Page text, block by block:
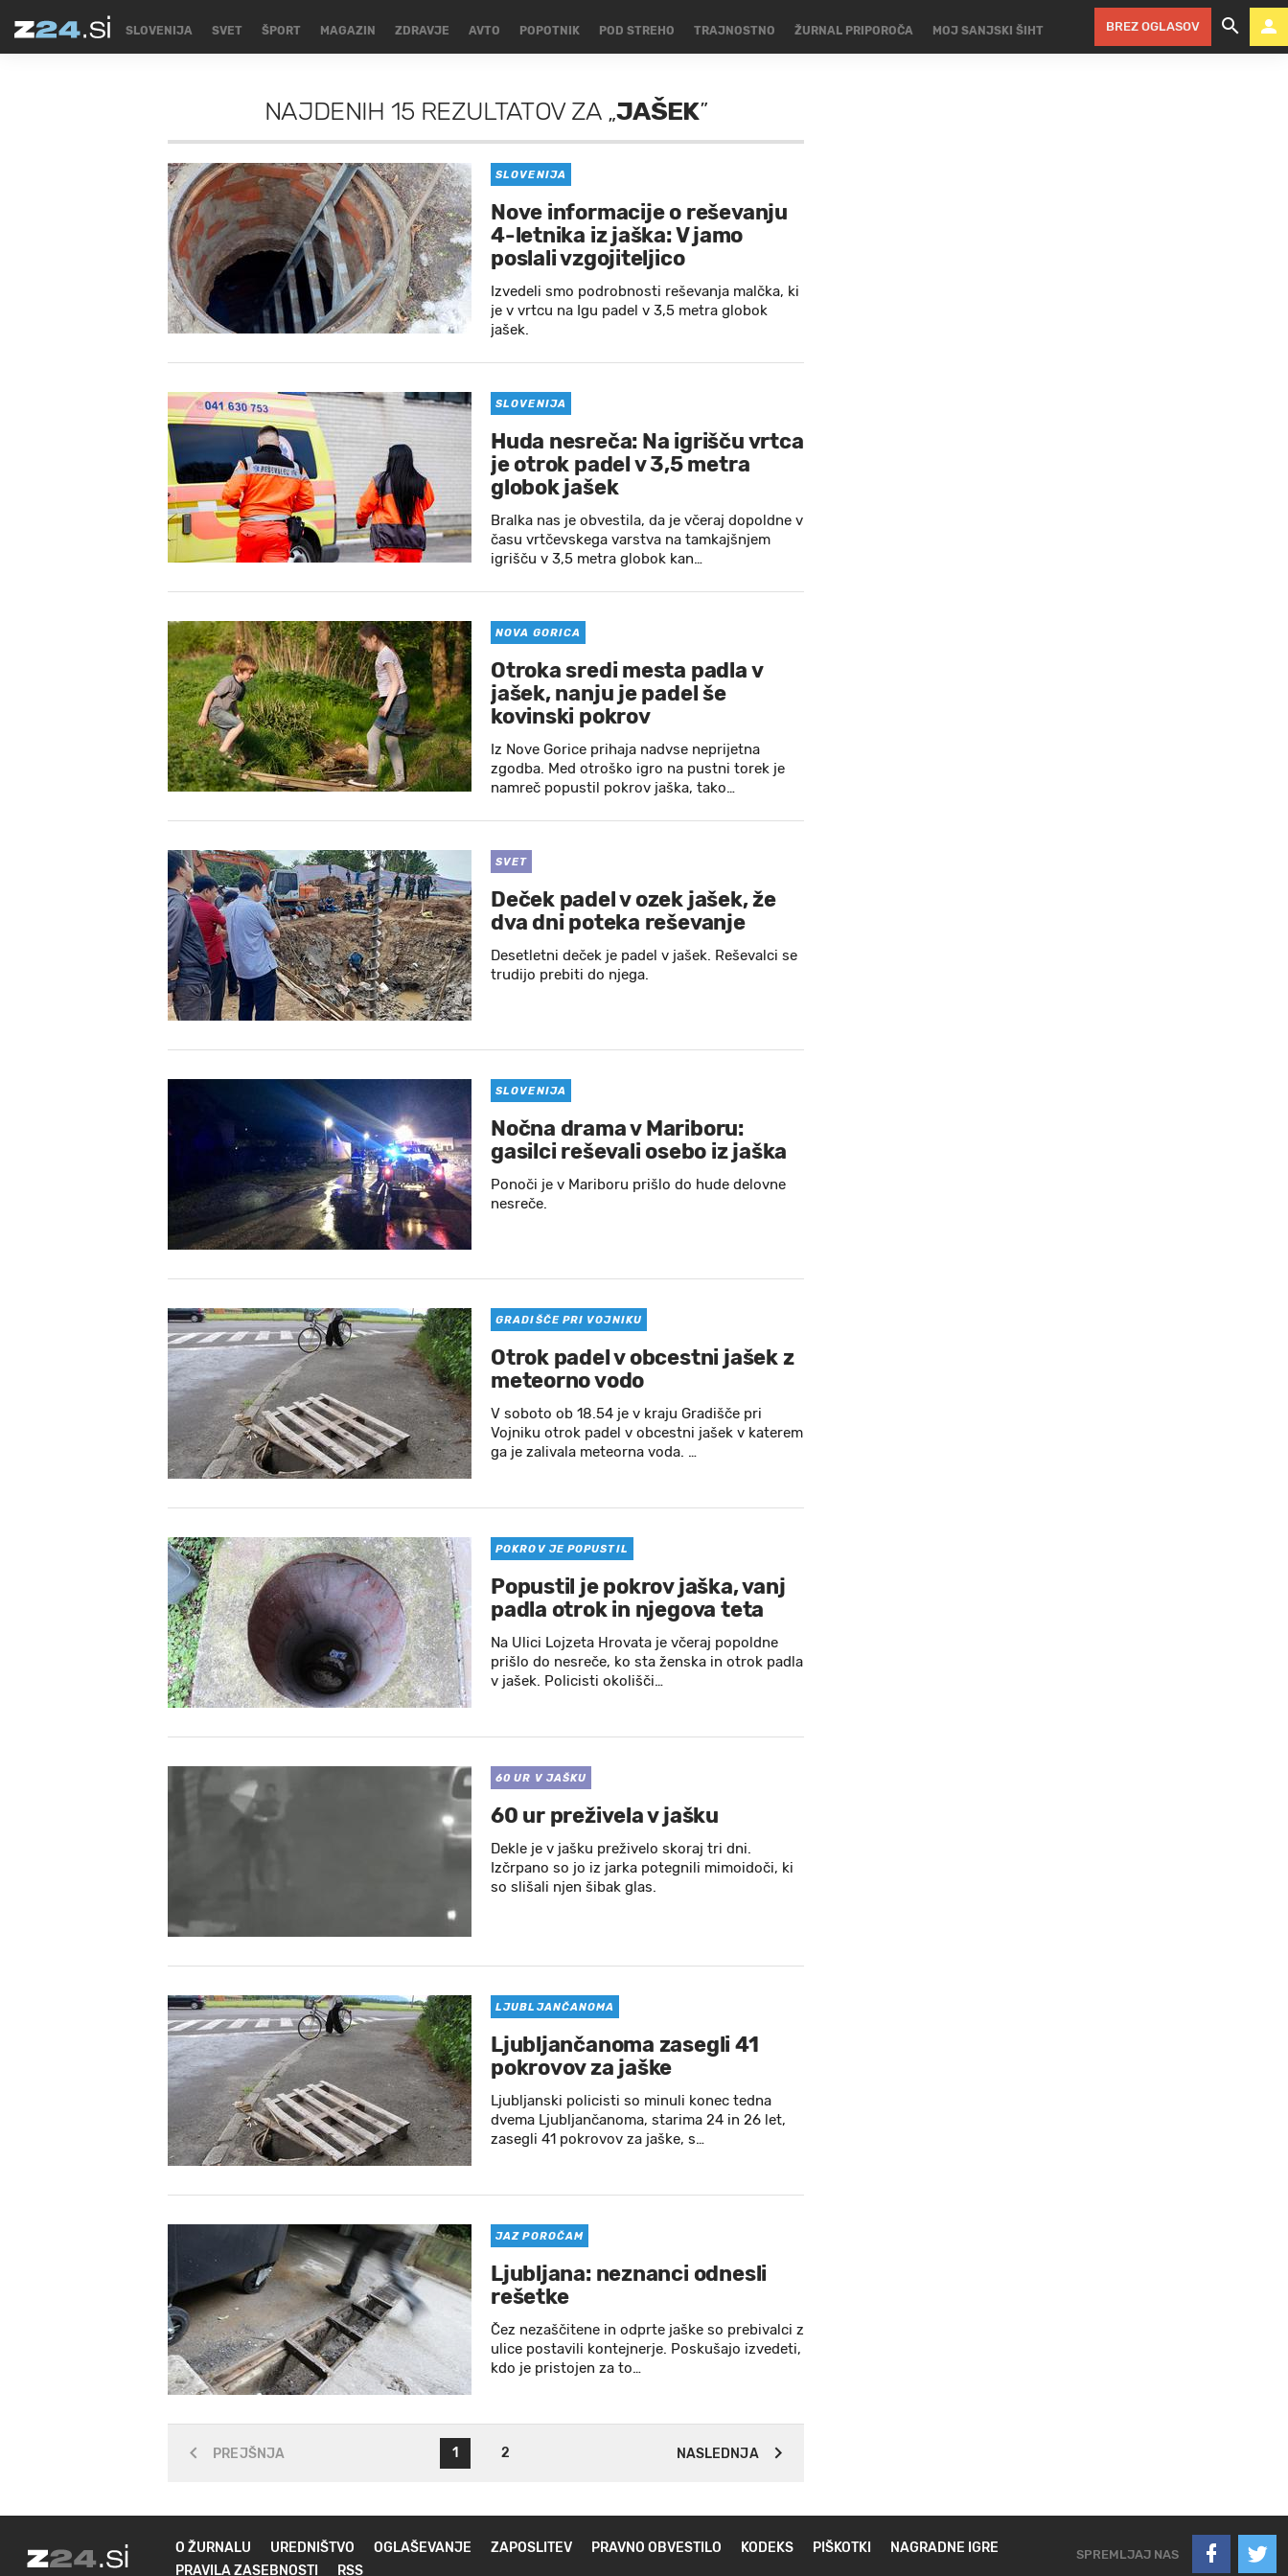
SLOVENIJA SVET ŠPORT MAGAZIN ZDRAVJE AVTO POPOTNIK POD STREHO TRAJNOSTNO ŽURNAL PRIPOROČA MOJ SANJSKI ŠIHT BREZ OGLASOV
NAJDENIH 15 REZULTATOVZA„JAŠEK”
SLOVENIJA
Nove informacije o reševanju
4-letnika iz jaška: V jamo
poslali vzgojiteljico
Izvedeli smo podrobnosti reševanja malčka, ki
je v vrtcu na Igu padel v 3,5 metra globok
jašek.
SLOVENIJA
Huda nesreča: Na igrišču vrtca
je otrok padel v 3,5 metra
globok jašek
Bralka nas je obvestila, da je včeraj dopoldne v
času vrtčevskega varstva na tamkajšnjem
igrišču v 3,5 metra globok kan…
NOVA GORICA
Otroka sredi mesta padla v
jašek, nanju je padel še
kovinski pokrov
Iz Nove Gorice prihaja nadvse neprijetna
zgodba. Med otroško igro na pustni torek je
namreč popustil pokrov jaška, tako…
SVET
Deček padel v ozek jašek, že
dva dni poteka reševanje
Desetletni deček je padel v jašek. Reševalci se
trudijo prebiti do njega.
SLOVENIJA
Nočna drama v Mariboru:
gasilci reševali osebo iz jaška
Ponoči je v Mariboru prišlo do hude delovne
nesreče.
GRADIŠČE PRI VOJNIKU
Otrok padel v obcestni jašek z
meteorno vodo
V soboto ob 18.54 je v kraju Gradišče pri
Vojniku otrok padel v obcestni jašek v katerem
ga je zalivala meteorna voda. …
POKROV JE POPUSTIL
Popustil je pokrov jaška, vanj
padla otrok in njegova teta
Na Ulici Lojzeta Hrovata je včeraj popoldne
prišlo do nesreče, ko sta ženska in otrok padla
v jašek. Policisti okolišči…
60 UR V JAŠKU
60 ur preživela v jašku
Dekle je v jašku preživelo skoraj tri dni.
Izčrpano so jo iz jarka potegnili mimoidoči, ki
so slišali njen šibak glas.
LJUBLJANČANOMA
Ljubljančanoma zasegli 41
pokrovov za jaške
Ljubljanski policisti so minuli konec tedna
dvema Ljubljančanoma, starima 24 in 26 let,
zasegli 41 pokrovov za jaške, s…
JAZ POROČAM
Ljubljana: neznanci odnesli
rešetke
Čez nezaščitene in odprte jaške so prebivalci z
ulice postavili kontejnerje. Poskušajo izvedeti,
kdo je pristojen za to…
PREJŠNJA 1 2 NASLEDNJA
O ŽURNALU UREDNIŠTVO OGLAŠEVANJE ZAPOSLITEV PRAVNO OBVESTILO KODEKS PIŠKOTKI
NAGRADNE IGRE
PRAVILA ZASEBNOSTI
RSS
SPREMLJAJ NAS